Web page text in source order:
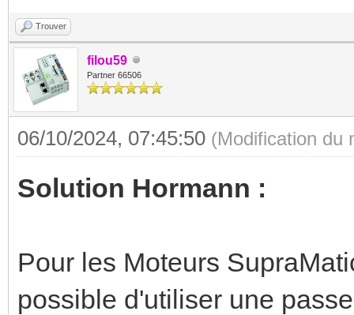
Trouver
filou59
Partner 66506
06/10/2024, 07:45:50 (Modification du
Solution Hormann :
Pour les Moteurs
possible d'utiliser une